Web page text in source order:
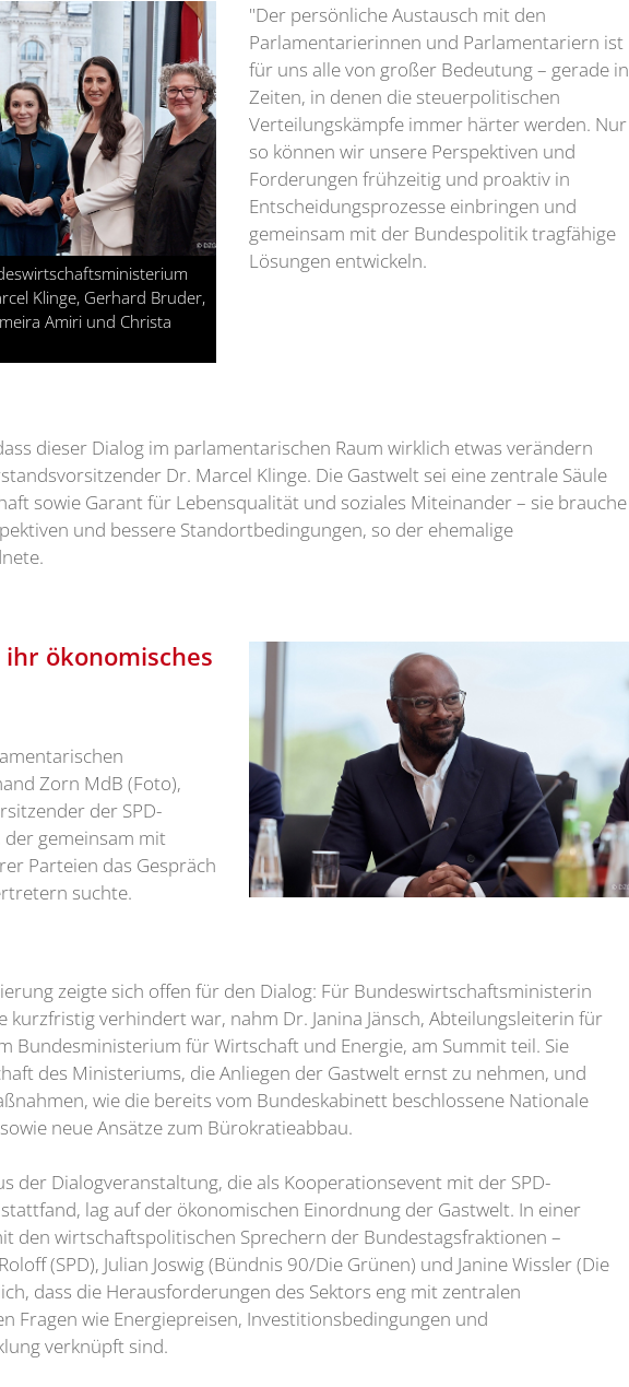
Klinge, Gerhard Bruder,
Amiri und Christa
"Der persönliche Austausch mit den
Parlamentarierinnen und Parlamentariern ist
für uns alle von großer Bedeutung – gerade in
Zeiten, in denen die steuerpolitischen
Verteilungskämpfe immer härter werden. Nur
so können wir unsere Perspektiven und
Forderungen frühzeitig und proaktiv in
Entscheidungsprozesse einbringen und
gemeinsam mit der Bundespolitik tragfähige
Lösungen entwickeln.
dieser Dialog im parlamentarischen Raum wirklich etwas verändern
Dr. Marcel Klinge. Die Gastwelt sei eine zentrale Säule
sowie Garant für Lebensqualität und soziales Miteinander – sie brauche
und bessere Standortbedingungen, so der ehemalige
ökonomisches
Zorn MdB (Foto),
der SPD-
gemeinsam mit
Parteien das Gespräch
suchte.
zeigte sich offen für den Dialog: Für Bundeswirtschaftsministerin
kurzfristig verhindert war, nahm Dr. Janina Jänsch, Abteilungsleiterin für
Bundesministerium für Wirtschaft und Energie, am Summit teil. Sie
des Ministeriums, die Anliegen der Gastwelt ernst zu nehmen, und
wie die bereits vom Bundeskabinett beschlossene Nationale
neue Ansätze zum Bürokratieabbau.
der Dialogveranstaltung, die als Kooperationsevent mit der SPD-
lag auf der ökonomischen Einordnung der Gastwelt. In einer
den wirtschaftspolitischen Sprechern der Bundestagsfraktionen –
(SPD), Julian Joswig (Bündnis 90/Die Grünen) und Janine Wissler (Die
dass die Herausforderungen des Sektors eng mit zentralen
Fragen wie Energiepreisen, Investitionsbedingungen und
verknüpft sind.